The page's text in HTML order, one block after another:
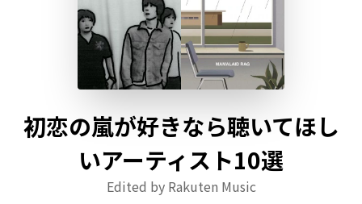
初恋の嵐が好きなら聴いてほし
いアーティスト10選
Edited by Rakuten Music